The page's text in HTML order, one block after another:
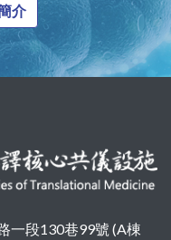
介
一段130巷99號 (A棟